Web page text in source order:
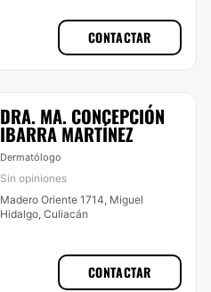
CONTACTAR
DRA. MA. CONCEPCIÓN
IBARRA MARTÍNEZ
Dermatólogo
Sin opiniones
Madero Oriente 1714, Miguel
Hidalgo, Culiacán
CONTACTAR